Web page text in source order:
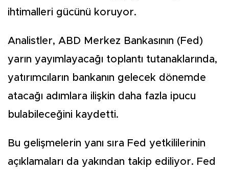
ihtimalleri gücünü koruyor.
Analistler, ABD Merkez Bankasının (Fed)
yarın yayımlayacağı toplantı tutanaklarında,
yatırımcıların bankanın gelecek dönemde
atacağı adımlara ilişkin daha fazla ipucu
bulabileceğini kaydetti.
Bu gelişmelerin yanı sıra Fed yetkililerinin
açıklamaları da yakından takip ediliyor. Fed